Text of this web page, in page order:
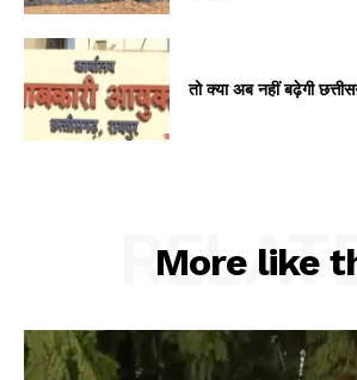
तो क्या अब नहीं बढ़ेगी
More like